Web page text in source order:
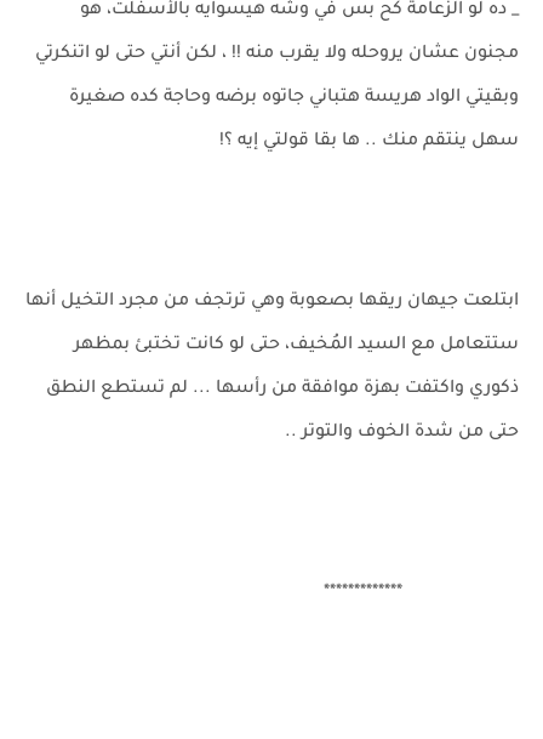
_ ده لو الزعامة كح بس في وشه هيسوايه بالأسفلت، هو
مجنون عشان يروحله ولا يقرب منه !! ، لكن أنتي حتى لو اتنكرتي
وبقيتي الواد هريسة هتباني جاتوه برضه وحاجة كده صغيرة
سهل ينتقم منك .. ها بقا قولتي إيه ؟!
ابتلعت جيهان ريقها بصعوبة وهي ترتجف من مجرد التخيل أنها
ستتعامل مع السيد المُخيف، حتى لو كانت تختبئ بمظهر
ذكوري واكتفت بهزة موافقة من رأسها ... لم تستطع النطق
حتى من شدة الخوف والتوتر ..
*************